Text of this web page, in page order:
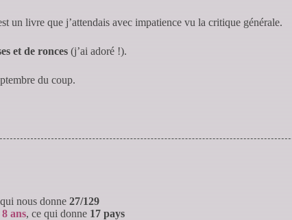
un livre que j’attendais avec impatience vu la critique générale.
et de ronces (j’ai adoré !).
du coup.
nous donne 27/129
ans, ce qui donne 17 pays